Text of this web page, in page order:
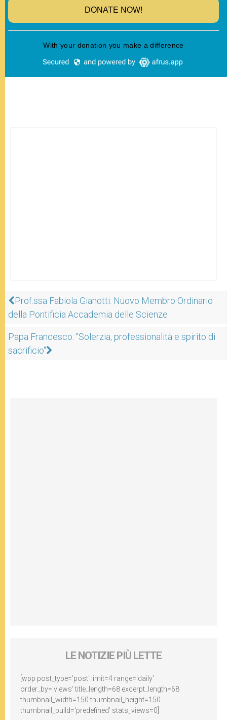
Prof.ssa Fabiola Gianotti: Nuovo Membro Ordinario
della Pontificia Accademia delle Scienze
Papa Francesco: "Solerzia, professionalità e spirito di
sacrificio"
LE NOTIZIE PIÙ LETTE
[wpp post_type='post' limit=4 range='daily'
order_by='views' title_length=68 excerpt_length=68
thumbnail_width=150 thumbnail_height=150
thumbnail_build='predefined' stats_views=0]